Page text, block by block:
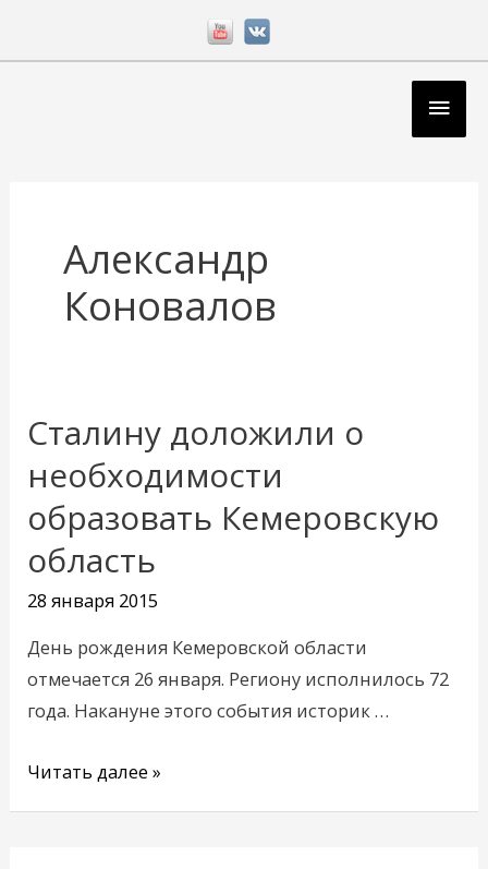
Александр
Коновалов
Сталину доложили о
необходимости
образовать Кемеровскую
область
28 января 2015
День рождения Кемеровской области
отмечается 26 января. Региону исполнилось 72
года. Накануне этого события историк …
Сталину
доложили
о
необходимости
образовать
область
Читать далее »